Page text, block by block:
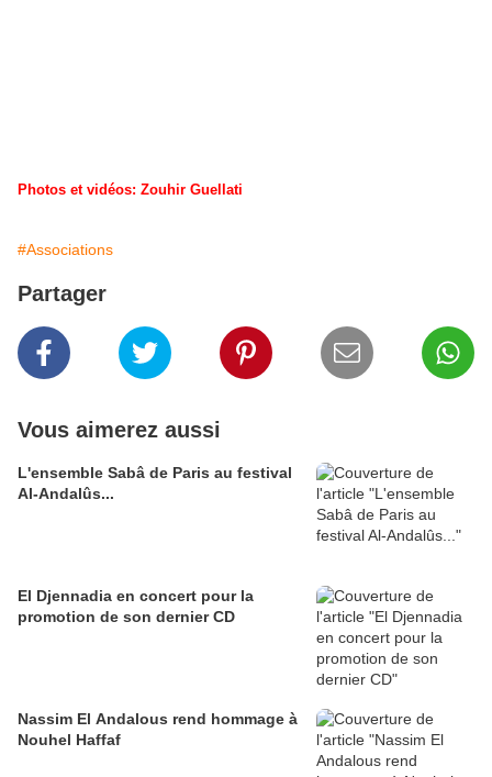
Photos et vidéos: Zouhir Guellati
#Associations
Partager
Vous aimerez aussi
L'ensemble Sabâ de Paris au festival
Al-Andalûs...
El Djennadia en concert pour la
promotion de son dernier CD
Nassim El Andalous rend hommage à
Nouhel Haffaf